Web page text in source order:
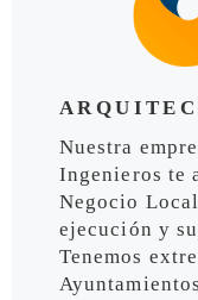
Nuestra
Ingenieros te
Negocio
ejecución y
Tenemos